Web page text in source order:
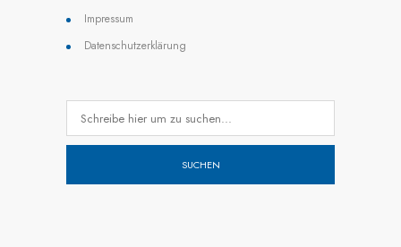
Impressum
Datenschutzerklärung
SUCHEN